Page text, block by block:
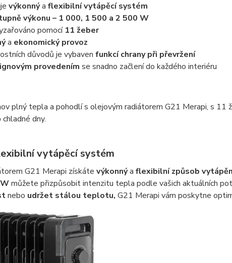
výkonnýa flexibilní vytápěcí systém
výkonu – 1 000, 1 500 a 2 500 W
pomocí 11 žeber
a ekonomický provoz
důvodů je vybaven funkcí chrany při převržení
provedením se snadno začlení do každého interiéru
plný tepla a pohodlí s olejovým radiátorem G21 Merapi, s 11
dny.
vytápěcí systém
G21 Merapi získáte výkonnýa flexibilní způsob
můžete přizpůsobit intenzitu tepla podle vašich aktuálních
nebo udržet stálou teplotu, G21 Merapi vám poskytne